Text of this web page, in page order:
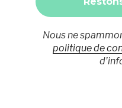
Nous ne
politique de